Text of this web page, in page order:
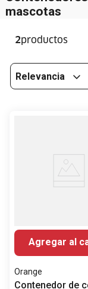
mascotas
2
Relevancia
Agregar al
Orange
Contenedor de